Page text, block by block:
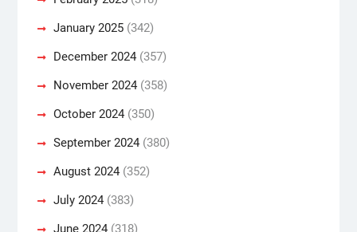
January 2025(342)
December 2024(357)
November 2024(358)
October 2024(350)
September 2024(380)
August 2024(352)
July 2024(383)
June 2024(318)